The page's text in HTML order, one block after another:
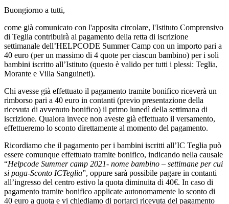
Buongiorno a tutti,
come già comunicato con l'apposita circolare, l'Istituto Comprensivo
di Teglia contribuirà al pagamento della retta di iscrizione
settimanale dell’HELPCODE Summer Camp con un importo pari a
40 euro (per un massimo di 4 quote per ciascun bambino) per i soli
bambini iscritto all’Istituto (questo è valido per tutti i plessi: Teglia,
Morante e Villa Sanguineti).
Chi avesse già effettuato il pagamento tramite bonifico riceverà un
rimborso pari a 40 euro in contanti (previo presentazione della
ricevuta di avvenuto bonifico) il primo lunedì della settimana di
iscrizione. Qualora invece non aveste già effettuato il versamento,
effettueremo lo sconto direttamente al momento del pagamento.
Ricordiamo che il pagamento per i bambini iscritti all’IC Teglia può
essere comunque effettuato tramite bonifico, indicando nella causale
“Helpcode Summer camp 2021- nome bambino – settimane per cui
si paga-Sconto ICTeglia”, oppure sarà possibile pagare in contanti
all’ingresso del centro estivo la quota diminuita di 40€. In caso di
pagamento tramite bonifico applicate autonomamente lo sconto di
40 euro a quota e vi chiediamo di portarci ricevuta del pagamento